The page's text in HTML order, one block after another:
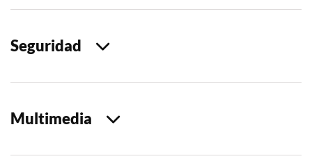
Seguridad
Multimedia